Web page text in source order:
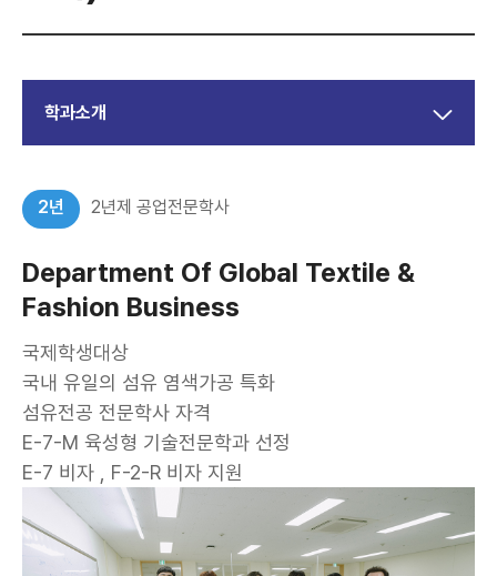
학과소개
2년 2년제 공업전문학사
Department Of Global Textile &
Fashion Business
국제학생대상
국내 유일의 섬유 염색가공 특화
섬유전공 전문학사 자격
E-7-M 육성형 기술전문학과 선정
E-7 비자 , F-2-R 비자 지원